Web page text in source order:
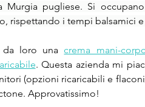
Murgia pugliese. Si
rispettando i tempi balsamici
da loro una crema mani-
. Questa azienda mi
(opzioni ricaricabili e
Approvatissimo!